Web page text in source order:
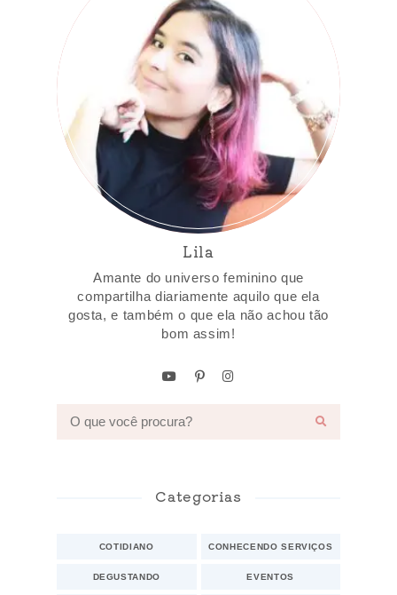
Lila
Amante do universo feminino que
compartilha diariamente aquilo que ela
gosta, e também o que ela não achou tão
bom assim!
Categorias
COTIDIANO CONHECENDO SERVIÇOS
DEGUSTANDO EVENTOS